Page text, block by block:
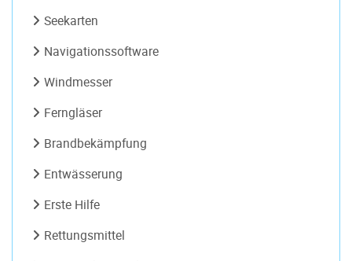
Seekarten
Navigationssoftware
Windmesser
Ferngläser
Brandbekämpfung
Entwässerung
Erste Hilfe
Rettungsmittel